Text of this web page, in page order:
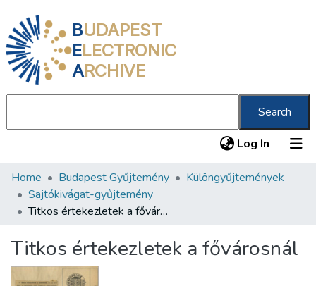
BUDAPEST
ELECTRONIC
ARCHIVE
Search
Log In (current)
Communities & Collections
All of DSpace
About us
Home Budapest Gyűjtemény
Különgyűjtemények
Sajtókivágat-gyűjtemény
Titkos értekezletek a fővárosnál
Titkos értekezletek a fővárosnál